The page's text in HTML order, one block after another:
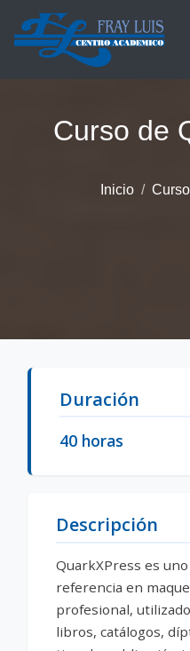
Saltar al contenido principal
Curso de
Inicio
Duración
40 horas
Descripción
QuarkXPress es
referencia en
profesional,
libros, catálogos,